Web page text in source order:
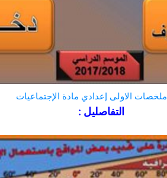
ملخصات الاولى إعدادي مادة الإجتماعيات
التفاصليل :